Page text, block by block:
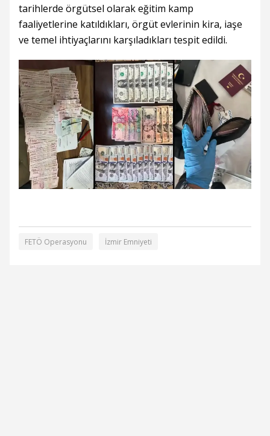
tarihlerde örgütsel olarak eğitim kamp
faaliyetlerine katıldıkları, örgüt evlerinin kira, iaşe
ve temel ihtiyaçlarını karşıladıkları tespit edildi.
FETÖ Operasyonu İzmir Emniyeti